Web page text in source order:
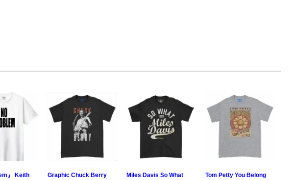
』 Keith
Graphic Chuck Berry
Miles Davis So What
Tom Petty You Belong